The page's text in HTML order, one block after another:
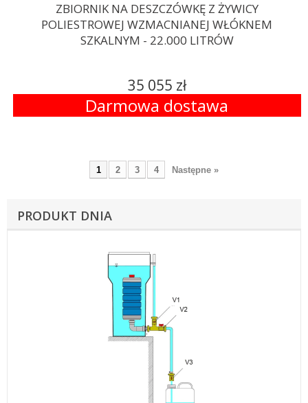
PRODUKT DNIA
ZBIORNIK NA DESZCZÓWKĘ Z ŻYWICY
POLIESTROWEJ WZMACNIANEJ WŁÓKNEM
SZKALNYM - 22.000 LITRÓW
35 055 zł
Darmowa dostawa
1 2 3 4 Następne »